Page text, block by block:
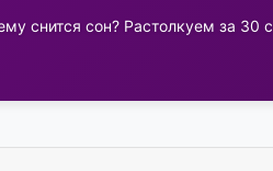
снится сон? Растолкуем за 30